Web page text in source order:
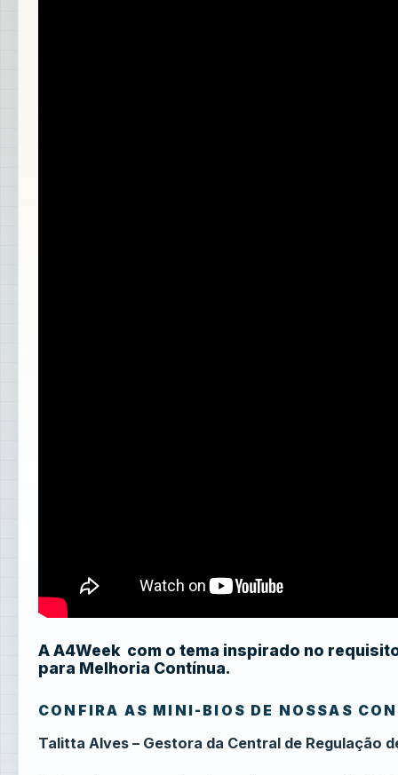
A A4Week com o tema inspirado no
para Melhoria Contínua.
CONFIRA AS MINI-BIOS DE NOSSAS
Talitta Alves – Gestora da Central de Regulação